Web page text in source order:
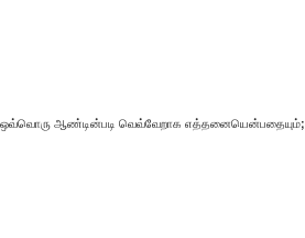
ஒவ்வொரு ஆண்டின்படி வெவ்வேறாக எத்தனையென்பதையும்;